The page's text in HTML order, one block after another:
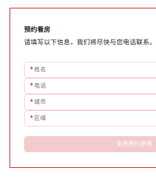
款。选址是综合性战略决策，旨在让办公
预约看房
请填写以下信息，我们将尽快与您电话联系。
*姓名
* 电话
*城市
* 区域
免费预约参观